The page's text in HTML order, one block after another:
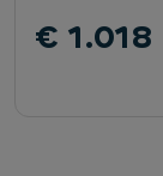
€ 1.018